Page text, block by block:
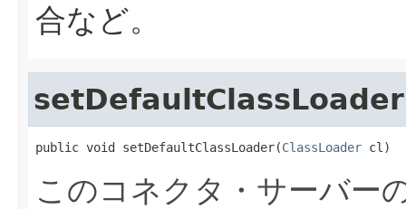
合など。
setDefaultClassLoader
public void setDefaultClassLoader(ClassLoader cl)
このコネクタ・サーバー